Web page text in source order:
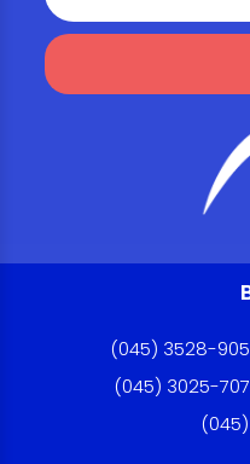
(045) 3528-
(045) 3025-